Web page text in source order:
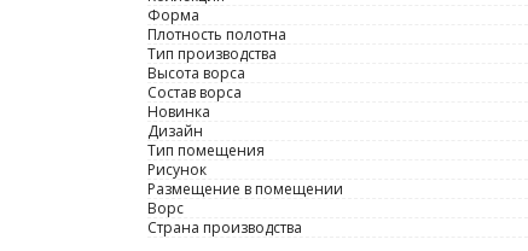
Форма
Плотность полотна
Тип производства
Высота ворса
Состав ворса
Новинка
Дизайн
Тип помещения
Рисунок
Размещение в помещении
Ворс
Страна производства